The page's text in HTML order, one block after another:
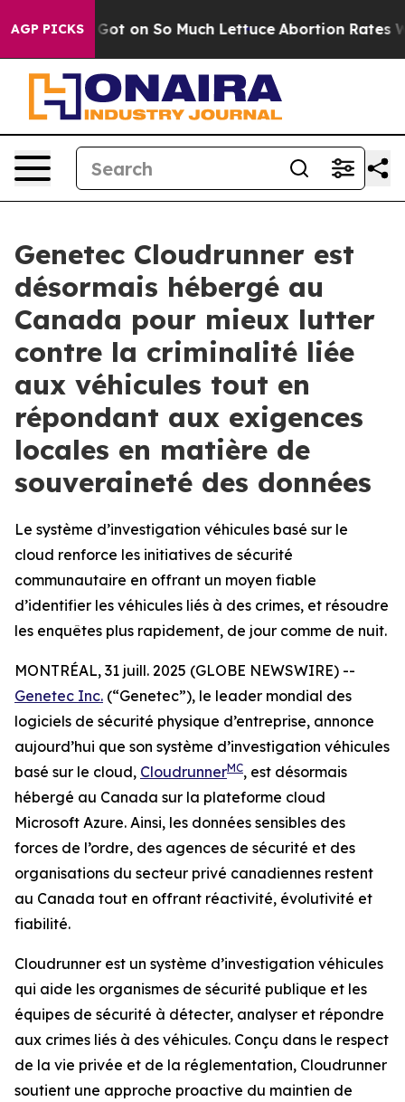
AGP PICKS
Got on So Much Lettuce Abortion Rates Were
Genetec Cloudrunner est
désormais hébergé au
Canada pour mieux lutter
contre la criminalité liée
aux véhicules tout en
répondant aux exigences
locales en matière de
souveraineté des données
Le système d’investigation véhicules basé sur le
cloud renforce les initiatives de sécurité
communautaire en offrant un moyen fiable
d’identifier les véhicules liés à des crimes, et résoudre
les enquêtes plus rapidement, de jour comme de nuit.
MONTRÉAL, 31 juill. 2025 (GLOBE NEWSWIRE) --
Genetec Inc. (“Genetec”), le leader mondial des
logiciels de sécurité physique d’entreprise, annonce
aujourd’hui que son système d’investigation véhicules
basé sur le cloud, CloudrunnerMC, est désormais
hébergé au Canada sur la plateforme cloud
Microsoft Azure. Ainsi, les données sensibles des
forces de l’ordre, des agences de sécurité et des
organisations du secteur privé canadiennes restent
au Canada tout en offrant réactivité, évolutivité et
fiabilité.
Cloudrunner est un système d’investigation véhicules
qui aide les organismes de sécurité publique et les
équipes de sécurité à détecter, analyser et répondre
aux crimes liés à des véhicules. Conçu dans le respect
de la vie privée et de la réglementation, Cloudrunner
soutient une approche proactive du maintien de